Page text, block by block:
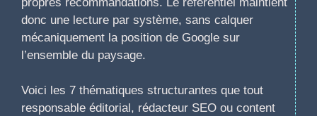
donc une lecture par système, sans calquer
mécaniquement la position de Google sur
l’ensemble du paysage.
Voici les 7 thématiques structurantes que tout
responsable éditorial, rédacteur SEO ou content